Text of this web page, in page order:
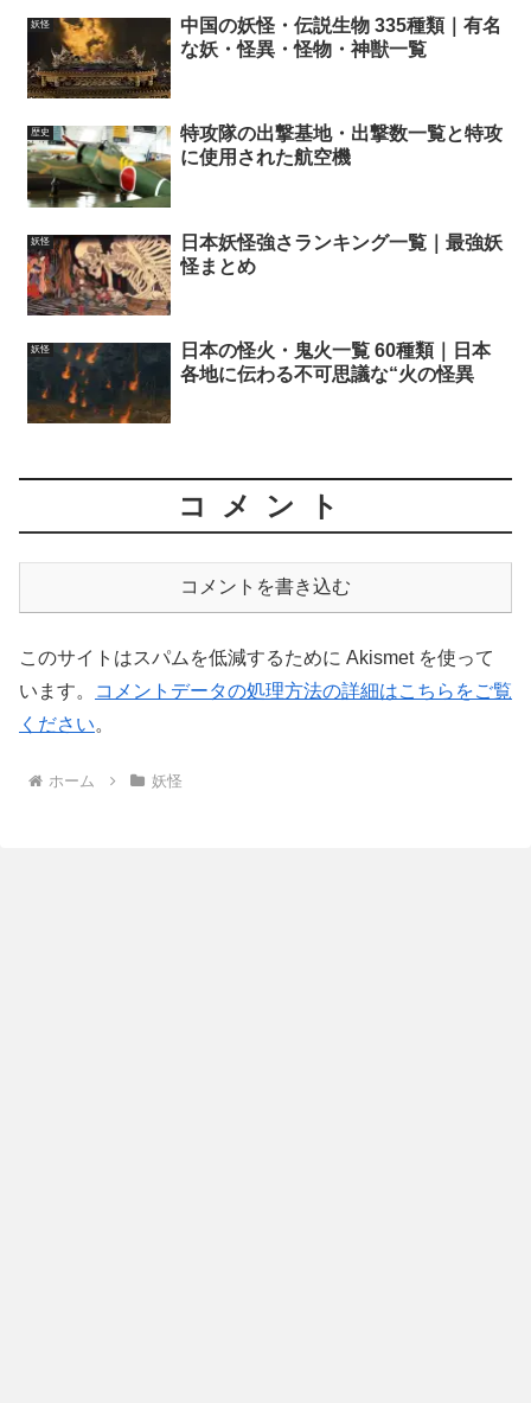
妖怪
中国の妖怪・伝説生物 335種類｜有名
な妖・怪異・怪物・神獣一覧
歴史
特攻隊の出撃基地・出撃数一覧と特攻
に使用された航空機
妖怪
日本妖怪強さランキング一覧｜最強妖
怪まとめ
妖怪
日本の怪火・鬼火一覧 60種類｜日本
各地に伝わる不可思議な“火の怪異
コメント
コメントを書き込む
このサイトはスパムを低減するために Akismet を使って
います。
コメントデータの処理方法の詳細はこちらをご覧
ください。
ホーム 妖怪